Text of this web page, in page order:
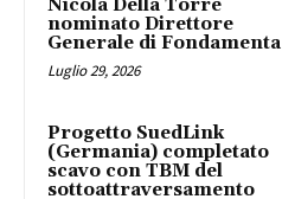
Nicola Della Torre
nominato Direttore
Generale di Fondamenta
Luglio 29, 2026
Progetto SuedLink
(Germania) completato
scavo con TBM del
sottoattraversamento